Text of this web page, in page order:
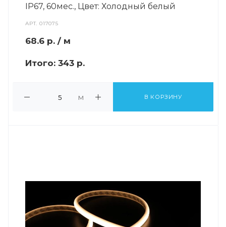
IP67, 60мес., Цвет: Холодный белый
АРТ.017075
68.6 р. / м
Итого: 343 р.
м В КОРЗИНУ